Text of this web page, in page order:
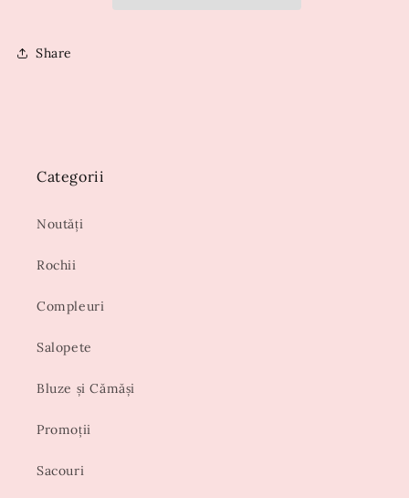
Share
Categorii
Noutăți
Rochii
Compleuri
Salopete
Bluze și Cămăși
Promoții
Sacouri